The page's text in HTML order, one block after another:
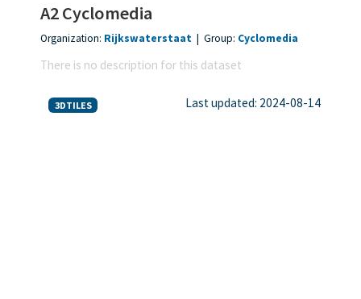
A2 Cyclomedia
Organization: Rijkswaterstaat | Group: Cyclomedia
There is no description for this dataset
3DTILES Last updated: 2024-08-14